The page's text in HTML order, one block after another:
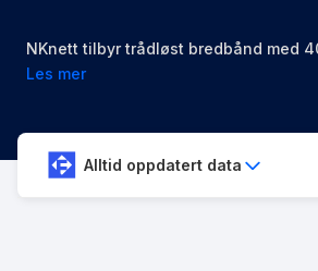
NKnett tilbyr trådløst bredbånd med
månedspris av 999 kr/mnd.
Les mer
Alltid oppdatert data